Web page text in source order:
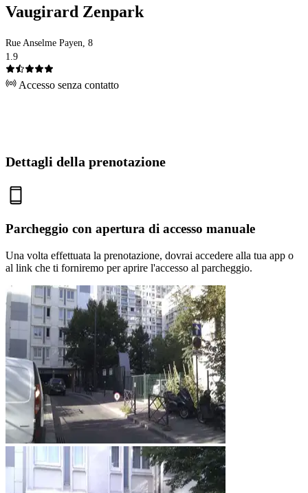
Vaugirard Zenpark
Rue Anselme Payen, 8
1.9
Accesso senza contatto
Dettagli della prenotazione
Parcheggio con apertura di accesso manuale
Una volta effettuata la prenotazione, dovrai accedere alla tua app o
al link che ti forniremo per aprire l'accesso al parcheggio.